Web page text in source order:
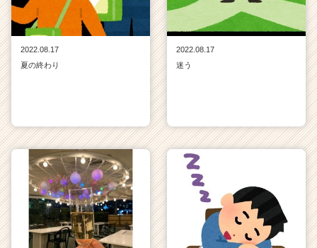
2022.08.17
夏の終わり
2022.08.17
迷う